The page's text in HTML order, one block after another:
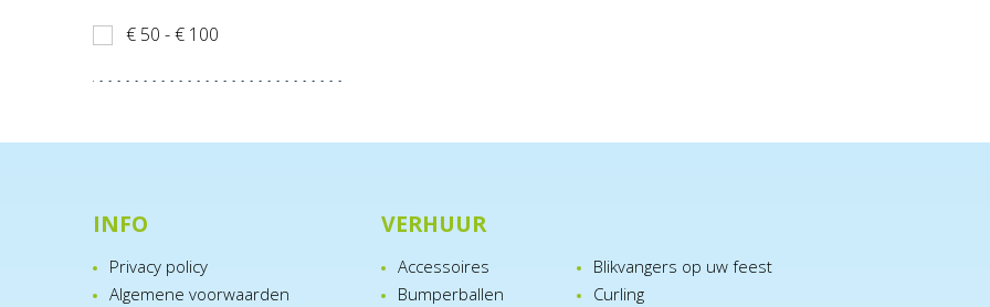
€ 50 - € 100
INFO
Privacy policy
Algemene voorwaarden
VERHUUR
Accessoires
Blikvangers op uw feest
Bumperballen
Curling